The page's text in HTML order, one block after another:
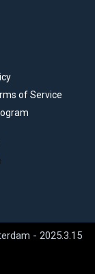
of Service
- 2025.3.15